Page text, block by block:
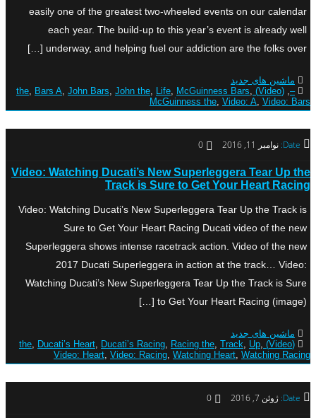
easily one of the greatest two-wheeled events on our calendar
each year. The build-up to this year’s event is already well
underway, and helping fuel our addiction are the folks over […]
ماشین های جدید
–
,
(Video) the
, Bars A, John Bars, John the, Life, McGuinness Bars,
McGuinness the, Video: A, Video: Bars
Date: نوامبر 11, 2016 0
Video: Watching Ducati’s New Superleggera Tear Up the
Track is Sure to Get Your Heart Racing
Video: Watching Ducati’s New Superleggera Tear Up the Track is
Sure to Get Your Heart Racing Ducati video of the new
Superleggera shows intense racetrack action. Video of the new
2017 Ducati Superleggera in action at the track… Video:
Watching Ducati’s New Superleggera Tear Up the Track is Sure
to Get Your Heart Racing (image) […]
ماشین های جدید
(Video) the
, Ducati’s Heart, Ducati’s Racing, Racing the, Track, Up,
Video: Heart, Video: Racing, Watching Heart, Watching Racing
Date: ژوئن 7, 2016 0